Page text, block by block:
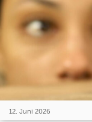
12. Juni 2026